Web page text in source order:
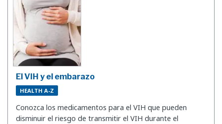
El VIH y el embarazo
HEALTH A-Z
Conozca los medicamentos para el VIH que pueden
disminuir el riesgo de transmitir el VIH durante el